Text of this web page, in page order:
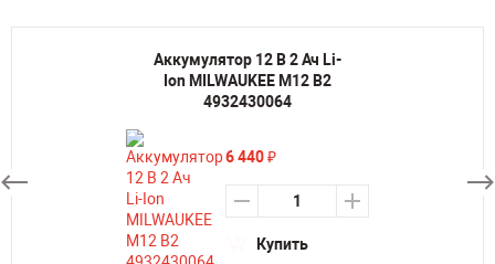
Аккумулятор 12 В 2 Ач Li-
Ion MILWAUKEE M12 B2
4932430064
6 440₽
Купить